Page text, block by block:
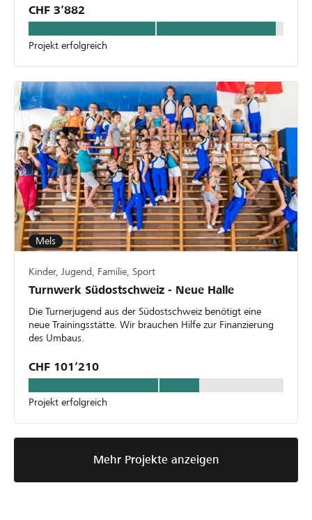
CHF 3’882
Projekt erfolgreich
Mels
Kinder, Jugend, Familie, Sport
Turnwerk Südostschweiz - Neue Halle
Die Turnerjugend aus der Südostschweiz benötigt eine
neue Trainingsstätte. Wir brauchen Hilfe zur Finanzierung
des Umbaus.
CHF 101’210
Projekt erfolgreich
Mehr Projekte anzeigen